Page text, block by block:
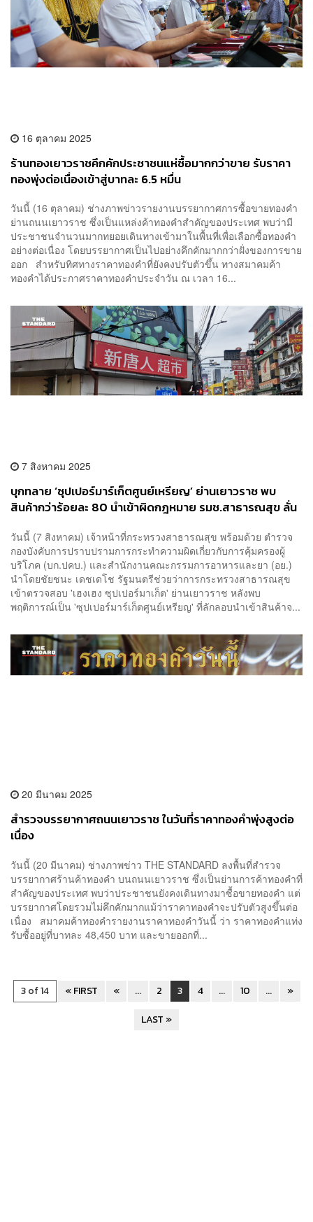
16 ตุลาคม 2025
ร้านทองเยาวราชคึกคักประชาชนแห่ซื้อมากกว่าขาย รับราคา
ทองพุ่งต่อเนื่องเข้าสู่บาทละ 6.5 หมื่น
วันนี้ (16 ตุลาคม) ช่างภาพข่าวรายงานบรรยากาศการซื้อขายทองคำ
ย่านถนนเยาวราช ซึ่งเป็นแหล่งค้าทองคำสำคัญของประเทศ พบว่ามี
ประชาชนจำนวนมากทยอยเดินทางเข้ามาในพื้นที่เพื่อเลือกซื้อทองคำ
อย่างต่อเนื่อง โดยบรรยากาศเป็นไปอย่างคึกคักมากกว่าฝั่งของการขาย
ออก สำหรับทิศทางราคาทองคำที่ยังคงปรับตัวขึ้น ทางสมาคมค้า
ทองคำได้ประกาศราคาทองคำประจำวัน ณ เวลา 16...
7 สิงหาคม 2025
บุกทลาย ‘ซุปเปอร์มาร์เก็ตศูนย์เหรียญ’ ย่านเยาวราช พบ
สินค้ากว่าร้อยละ 80 นำเข้าผิดกฎหมาย รมช.สาธารณสุข ลั่น
วันนี้ (7 สิงหาคม) เจ้าหน้าที่กระทรวงสาธารณสุข พร้อมด้วย ตำรวจ
กองบังคับการปราบปรามการกระทำความผิดเกี่ยวกับการคุ้มครองผู้
บริโภค (บก.ปคบ.) และสำนักงานคณะกรรมการอาหารและยา (อย.)
นำโดยชัยชนะ เดชเดโช รัฐมนตรีช่วยว่าการกระทรวงสาธารณสุข
เข้าตรวจสอบ 'เฮงเฮง ซุปเปอร์มาเก็ต' ย่านเยาวราช หลังพบ
พฤติการณ์เป็น 'ซุปเปอร์มาร์เก็ตศูนย์เหรียญ' ที่ลักลอบนำเข้าสินค้าจ...
20 มีนาคม 2025
สำรวจบรรยากาศถนนเยาวราช ในวันที่ราคาทองคำพุ่งสูงต่อ
เนื่อง
วันนี้ (20 มีนาคม) ช่างภาพข่าว THE STANDARD ลงพื้นที่สำรวจ
บรรยากาศร้านค้าทองคำ บนถนนเยาวราช ซึ่งเป็นย่านการค้าทองคำที่
สำคัญของประเทศ พบว่าประชาชนยังคงเดินทางมาซื้อขายทองคำ แต่
บรรยากาศโดยรวมไม่คึกคักมากแม้ว่าราคาทองคำจะปรับตัวสูงขึ้นต่อ
เนื่อง สมาคมค้าทองคำรายงานราคาทองคำวันนี้ ว่า ราคาทองคำแท่ง
รับซื้ออยู่ที่บาทละ 48,450 บาท และขายออกที่...
3 of 14 « FIRST « ... 2 3 4 ... 10 ...
»
LAST »